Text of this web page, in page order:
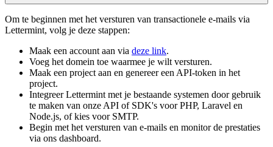
Om te beginnen met het versturen van transactionele e-mails via
Lettermint, volg je deze stappen:
Maak een account aan via deze link.
Voeg het domein toe waarmee je wilt versturen.
Maak een project aan en genereer een API-token in het
project.
Integreer Lettermint met je bestaande systemen door gebruik
te maken van onze API of SDK's voor PHP, Laravel en
Node.js, of kies voor SMTP.
Begin met het versturen van e-mails en monitor de prestaties
via ons dashboard.